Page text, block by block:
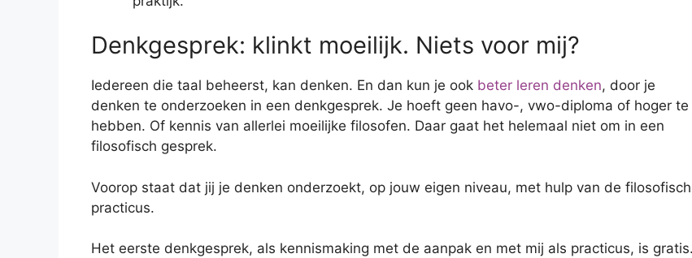
Denkgesprek: klinkt moeilijk. Niets voor mij?
Iedereen die taal beheerst, kan denken. En dan kun je ook beter leren denken, door je
denken te onderzoeken in een denkgesprek. Je hoeft geen havo-, vwo-diploma of hoger te
hebben. Of kennis van allerlei moeilijke filosofen. Daar gaat het helemaal niet om in een
filosofisch gesprek.
Voorop staat dat jij je denken onderzoekt, op jouw eigen niveau, met hulp van de filosofisch
practicus.
Het eerste denkgesprek, als kennismaking met de aanpak en met mij als practicus, is gratis.